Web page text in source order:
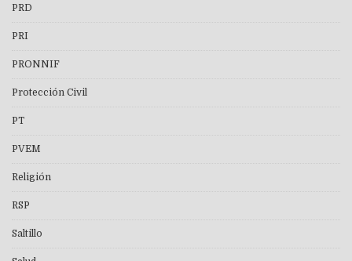
PRD
PRI
PRONNIF
Protección Civil
PT
PVEM
Religión
RSP
Saltillo